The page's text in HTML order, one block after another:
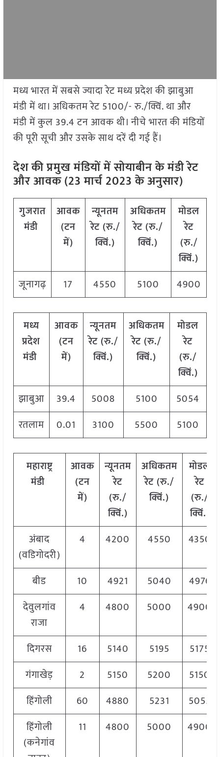
मध्य भारत में सबसे ज्यादा रेट मध्य प्रदेश की झाबुआ
मंडी में था। अधिकतम रेट 5100/- रु./क्विं. था और
मंडी में कुल 39.4 टन आवक थी। नीचे भारत की मंडियों
की पूरी सूची और उसके साथ दरें दी गई हैं।
देश की प्रमुख मंडियों में सोयाबीन के मंडी रेट
और आवक (23 मार्च 2023 के अनुसार)
गुजरात
मंडी
आवक
(टन
में)
न्यूनतम
रेट (रु./
क्विं.)
अधिकतम
रेट (रु./
क्विं.)
मोडल
रेट
(रु./
क्विं.)
जूनागढ़
17 4550 5100 4900
मध्य
प्रदेश
मंडी
आवक
(टन
में)
न्यूनतम
रेट (रु./
क्विं.)
अधिकतम
रेट (रु./
क्विं.)
मोडल
रेट
(रु./
क्विं.)
झाबुआ
39.4 5008 5100
5054
रतलाम
0.01 3100 5500 5100
महाराष्ट्र
मंडी
आवक
(टन
में)
न्यूनतम
रेट
(रु./
क्विं.)
अधिकतम
रेट (रु./
क्विं.)
मोडल
रेट
(रु./
क्विं.)
अंबाद
(वडिगोदरी)
4 4200 4550 4350
बीड 10 4921 5040
4976
देवुलगांव
राजा
4 4800 5000 4900
दिगरस 16 5140 5195
5175
गंगाखेड़
2 5150 5200
5150
हिंगोली
60 4880 5231
5055
हिंगोली
(कनेगांव
11 4800 5000 4900